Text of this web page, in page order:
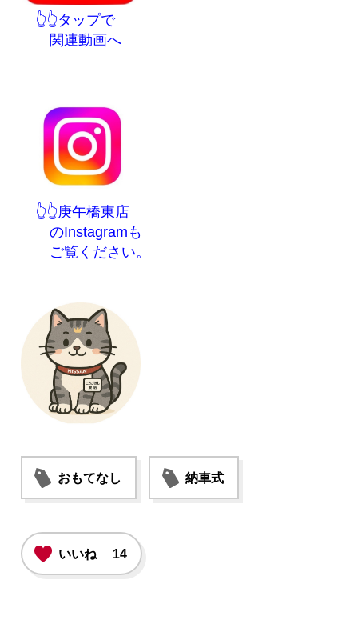
👆👆タップで
関連動画へ
👆👆庚午橋東店
のInstagramも
ご覧ください。
おもてなし 納車式
いいね 14